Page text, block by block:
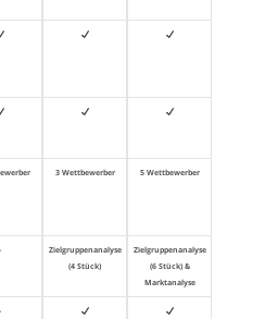
3 Wettbewerber 5 Wettbewerber
-
Zielgruppenanalyse
(4 Stück)
Zielgruppenanalyse
(6 Stück) &
Marktanalyse
-